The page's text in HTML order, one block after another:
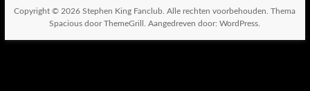
Copyright © 2026Stephen King Fanclub . Alle rechten voorbehouden. Thema
Spacious door ThemeGrill. Aangedreven door:WordPress